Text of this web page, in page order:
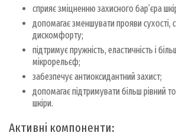
сприяє зміцненню захисного бар’єра
допомагає зменшувати прояви сухості,
дискомфорту;
підтримує пружність, еластичність і
мікрорельєф;
забезпечує антиоксидантний захист;
допомагає підтримувати більш рівний
шкіри.
Активні компоненти: